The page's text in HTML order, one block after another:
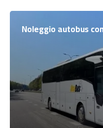
Noleggio autobus